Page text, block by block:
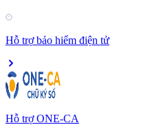
Hỗ trợ bảo hiểm điện tử
Hỗ trợ ONE-CA